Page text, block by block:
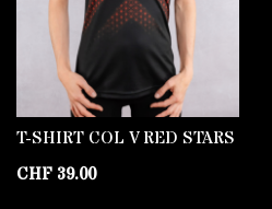
T-SHIRT COL V RED STARS
CHF 39.00